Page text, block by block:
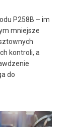
P258B – im
mniejsze
kontroli, a
do